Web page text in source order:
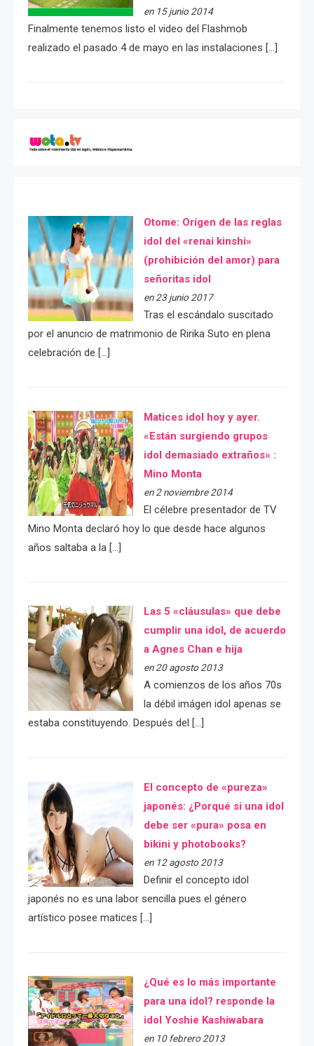
en 15 junio 2014
Finalmente tenemos listo el video del Flashmob
realizado el pasado 4 de mayo en las instalaciones […]
Otome: Orígen de las reglas
idol del «renai kinshi»
(prohibición del amor) para
señoritas idol
en 23 junio 2017
Tras el escándalo suscitado
por el anuncio de matrimonio de Ririka Suto en plena
celebración de […]
Matices idol hoy y ayer.
«Están surgiendo grupos
idol demasiado extraños» :
Mino Monta
en 2 noviembre 2014
El célebre presentador de TV
Mino Monta declaró hoy lo que desde hace algunos
años saltaba a la […]
Las 5 «cláusulas» que debe
cumplir una idol, de acuerdo
a Agnes Chan e hija
en 20 agosto 2013
A comienzos de los años 70s
la débil imágen idol apenas se
estaba constituyendo. Después del […]
El concepto de «pureza»
japonés: ¿Porqué si una idol
debe ser «pura» posa en
bikini y photobooks?
en 12 agosto 2013
Definir el concepto idol
japonés no es una labor sencilla pues el género
artístico posee matices […]
¿Qué es lo más importante
para una idol? responde la
idol Yoshie Kashiwabara
en 10 febrero 2013